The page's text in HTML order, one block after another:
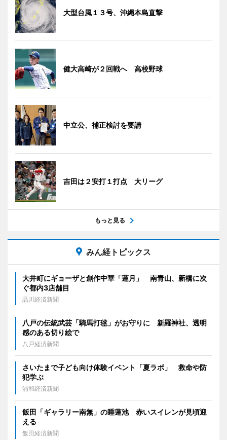
大型台風１３号、沖縄本島直撃
健大高崎が２回戦へ 高校野球
中立公、補正検討を要請
吉田は２安打１打点 大リーグ
もっと見る
みん経トピックス
大井町にギョーザと創作中華「蓮月」 南青山、新橋に次
ぐ都内3店舗目
品川経済新聞
八戸の伝統武芸「騎馬打毬」がお守りに 新羅神社、透明
感のある切り絵で
八戸経済新聞
さいたまで子ども向け体験イベント「夏ラボ」 救命や防
犯学ぶ
浦和経済新聞
飯田「ギャラリー南無」の睡蓮池 赤いスイレンが見頃迎
える
飯田経済新聞